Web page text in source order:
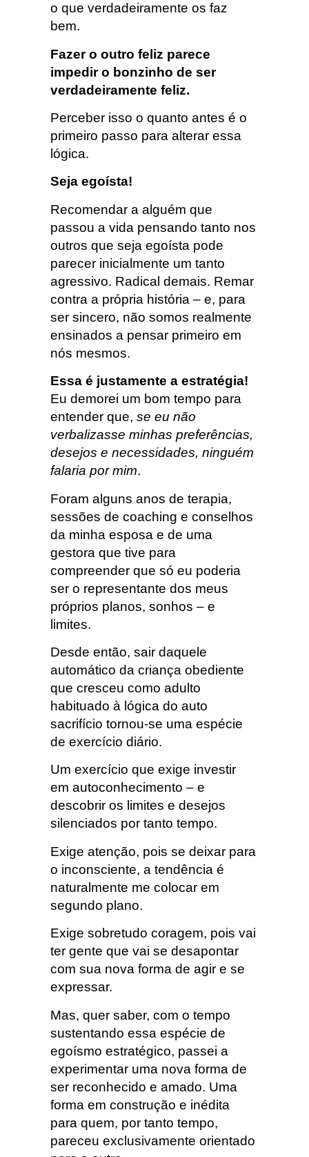
o que verdadeiramente os faz
bem.
Fazer o outro feliz parece
impedir o bonzinho de ser
verdadeiramente feliz.
Perceber isso o quanto antes é o
primeiro passo para alterar essa
lógica.
Seja egoísta!
Recomendar a alguém que
passou a vida pensando tanto nos
outros que seja egoísta pode
parecer inicialmente um tanto
agressivo. Radical demais. Remar
contra a própria história – e, para
ser sincero, não somos realmente
ensinados a pensar primeiro em
nós mesmos.
Essa é justamente a estratégia!
Eu demorei um bom tempo para
entender que, se eu não
verbalizasse minhas preferências,
desejos e necessidades, ninguém
falaria por mim.
Foram alguns anos de terapia,
sessões de coaching e conselhos
da minha esposa e de uma
gestora que tive para
compreender que só eu poderia
ser o representante dos meus
próprios planos, sonhos – e
limites.
Desde então, sair daquele
automático da criança obediente
que cresceu como adulto
habituado à lógica do auto
sacrifício tornou-se uma espécie
de exercício diário.
Um exercício que exige investir
em autoconhecimento – e
descobrir os limites e desejos
silenciados por tanto tempo.
Exige atenção, pois se deixar para
o inconsciente, a tendência é
naturalmente me colocar em
segundo plano.
Exige sobretudo coragem, pois vai
ter gente que vai se desapontar
com sua nova forma de agir e se
expressar.
Mas, quer saber, com o tempo
sustentando essa espécie de
egoísmo estratégico, passei a
experimentar uma nova forma de
ser reconhecido e amado. Uma
forma em construção e inédita
para quem, por tanto tempo,
pareceu exclusivamente orientado